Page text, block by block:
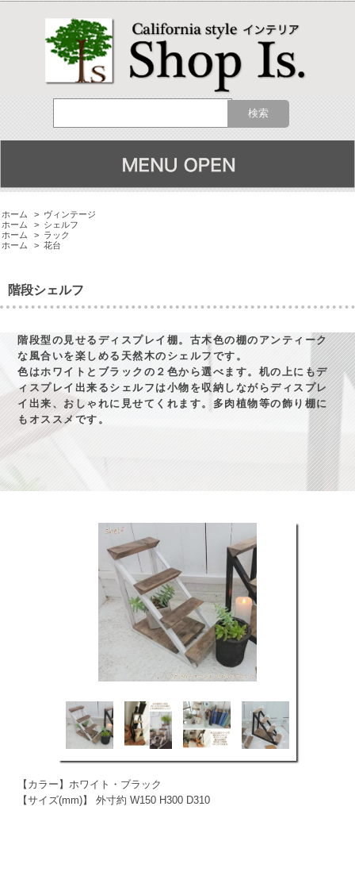
ホーム > ヴィンテージ
ホーム
> シェルフ
ホーム
> ラック
ホーム
> 花台
階段シェルフ
階段型の見せるディスプレイ棚。古木色の棚のアンティーク
な風合いを楽しめる天然木のシェルフです。
色はホワイトとブラックの２色から選べます。机の上にもデ
ィスプレイ出来るシェルフは小物を収納しながらディスプレ
イ出来、おしゃれに見せてくれます。多肉植物等の飾り棚に
もオススメです。
【カラー】ホワイト・ブラック
【サイズ(mm)】 外寸約 W150 H300 D310